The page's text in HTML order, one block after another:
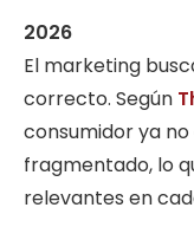
2026
El marketing
correcto. Según
consumidor ya no
fragmentado, lo
relevantes en